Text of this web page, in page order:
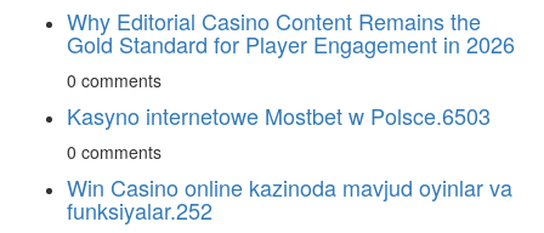
Why Editorial Casino Content Remains the
Gold Standard for Player Engagement in 2026
0 comments
Kasyno internetowe Mostbet w Polsce.6503
0 comments
Win Casino online kazinoda mavjud oyinlar va
funksiyalar.252